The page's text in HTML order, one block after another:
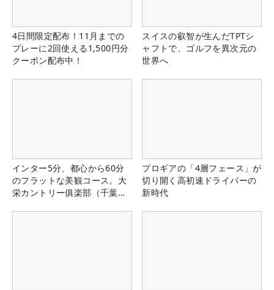
4日間限定配布！11月までの
プレーに2回使える1,500円分
クーポン配布中！
スイスの叡智が生んだTPTシ
ャフトで、ゴルフを異次元の
世界へ
インター5分、都心から60分
のフラットな美観コース。大
栄カントリー俱楽部（千葉
プロギアの「4層フェース」が
切り開く高初速ドライバーの
新時代